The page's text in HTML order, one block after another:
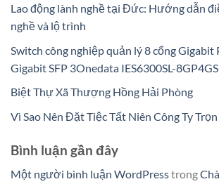
Lao động lành nghề tại Đức: Hướng dẫn
nghề và lộ trình
Switch công nghiệp quản lý 8 cổng Gigabit
Gigabit SFP 3Onedata IES6300SL-
Biệt Thự Xã Thượng Hồng Hải Phòng
Vì Sao Nên Đặt Tiệc Tất Niên Công Ty Trọn
Bình luận gần đây
Một người bình luận WordPresstrong